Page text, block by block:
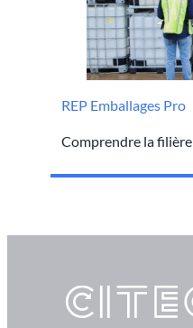
REP Emballages Pro
Comprendre la filière